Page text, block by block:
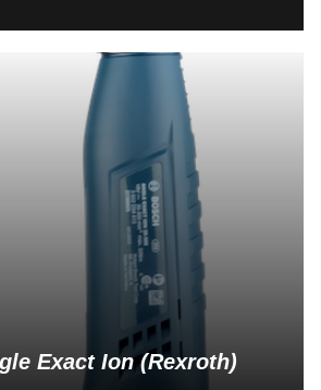
Exact Ion (Rexroth)